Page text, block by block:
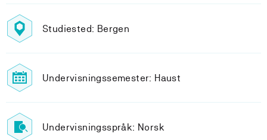
Studiested: Bergen
Undervisningssemester: Haust
Undervisningsspråk: Norsk